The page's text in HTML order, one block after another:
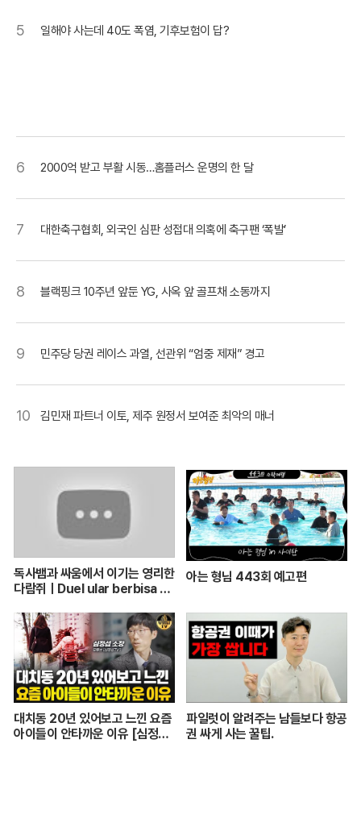
5 일해야 사는데 40도 폭염, 기후보험이 답?
6 2000억 받고 부활 시동…홈플러스 운명의 한 달
7 대한축구협회, 외국인 심판 성접대 의혹에 축구팬 ‘폭발’
8 블랙핑크 10주년 앞둔 YG, 사옥 앞 골프채 소동까지
9 민주당 당권 레이스 과열, 선관위 “엄중 제재” 경고
10 김민재 파트너 이토, 제주 원정서 보여준 최악의 매너
독사뱀과 싸움에서 이기는 영리한
다람쥐ㅣDuel ular berbisa da
운 동물싸움
아는 형님 443회 예고편
대치동 20년 있어보고 느낀 요즘
아이들이 안타까운 이유 [심정섭
파일럿이 알려주는 남들보다 항공
권 싸게 사는 꿀팁.